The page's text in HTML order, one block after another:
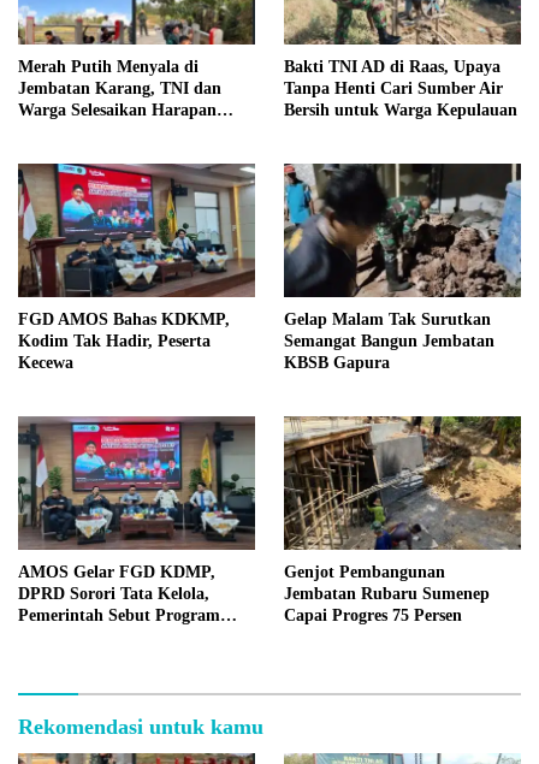
Merah Putih Menyala di
Jembatan Karang, TNI dan
Warga Selesaikan Harapan
Bakti TNI AD di Raas, Upaya
Tanpa Henti Cari Sumber Air
Bersih untuk Warga Kepulauan
FGD AMOS Bahas KDKMP,
Kodim Tak Hadir, Peserta
Kecewa
Gelap Malam Tak Surutkan
Semangat Bangun Jembatan
KBSB Gapura
AMOS Gelar FGD KDMP,
DPRD Sorori Tata Kelola,
Pemerintah Sebut Program
Genjot Pembangunan
Jembatan Rubaru Sumenep
Capai Progres 75 Persen
Rekomendasi untuk kamu